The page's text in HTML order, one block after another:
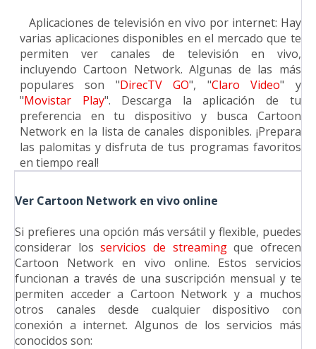
Aplicaciones de televisión en vivo por internet: Hay
varias aplicaciones disponibles en el mercado que te
permiten ver canales de televisión en vivo,
incluyendo Cartoon Network. Algunas de las más
populares son "DirecTV GO", "Claro Video" y
"Movistar Play". Descarga la aplicación de tu
preferencia en tu dispositivo y busca Cartoon
Network en la lista de canales disponibles. ¡Prepara
las palomitas y disfruta de tus programas favoritos
en tiempo real!
Ver Cartoon Network en vivo online
Si prefieres una opción más versátil y flexible, puedes
considerar losservicios de streamingque ofrecen
Cartoon Network en vivo online. Estos servicios
funcionan a través de una suscripción mensual y te
permiten acceder a Cartoon Network y a muchos
otros canales desde cualquier dispositivo con
conexión a internet. Algunos de los servicios más
conocidos son: